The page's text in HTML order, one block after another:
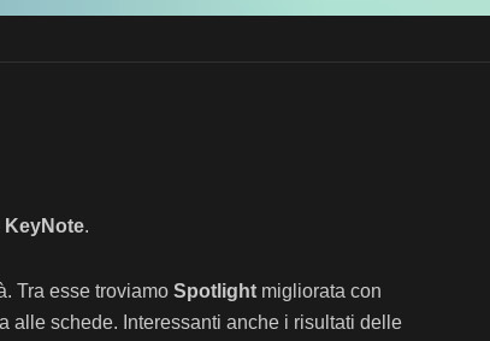
KeyNote.
Tra esse troviamo Spotlight migliorata con
alle schede. Interessanti anche i risultati delle